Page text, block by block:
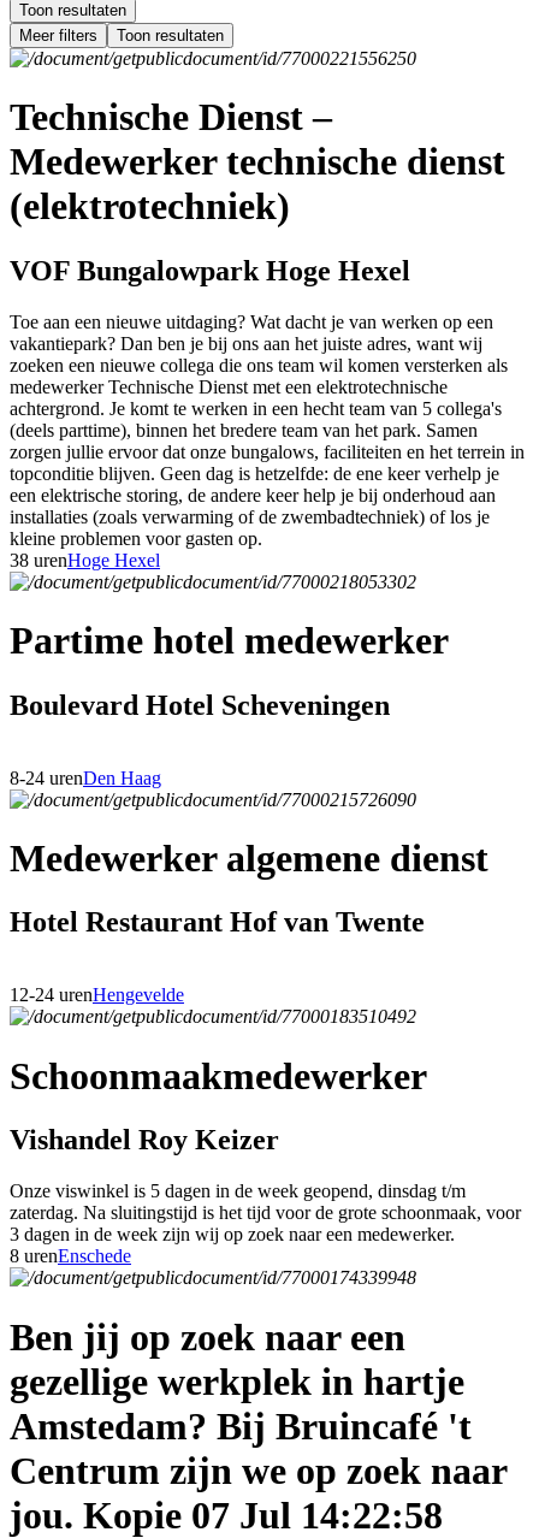
Toon resultaten
Meer filters
Toon resultaten
Technische Dienst –
Medewerker technische dienst
(elektrotechniek)
VOF Bungalowpark Hoge Hexel
Toe aan een nieuwe uitdaging? Wat dacht je van werken op een
vakantiepark? Dan ben je bij ons aan het juiste adres, want wij
zoeken een nieuwe collega die ons team wil komen versterken als
medewerker Technische Dienst met een elektrotechnische
achtergrond. Je komt te werken in een hecht team van 5 collega's
(deels parttime), binnen het bredere team van het park. Samen
zorgen jullie ervoor dat onze bungalows, faciliteiten en het terrein in
topconditie blijven. Geen dag is hetzelfde: de ene keer verhelp je
een elektrische storing, de andere keer help je bij onderhoud aan
installaties (zoals verwarming of de zwembadtechniek) of los je
kleine problemen voor gasten op.
38 urenHoge Hexel
Partime hotel medewerker
Boulevard Hotel Scheveningen
8-24 urenDen Haag
Medewerker algemene dienst
Hotel Restaurant Hof van Twente
12-24 urenHengevelde
Schoonmaakmedewerker
Vishandel Roy Keizer
Onze viswinkel is 5 dagen in de week geopend, dinsdag t/m
zaterdag. Na sluitingstijd is het tijd voor de grote schoonmaak, voor
3 dagen in de week zijn wij op zoek naar een medewerker.
8 urenEnschede
Ben jij op zoek naar een
gezellige werkplek in hartje
Amstedam? Bij Bruincafé 't
Centrum zijn we op zoek naar
jou. Kopie 07 Jul 14:22:58